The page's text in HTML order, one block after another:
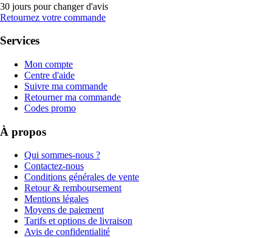
30 jours pour changer d'avis
Retournez votre commande
Services
Mon compte
Centre d'aide
Suivre ma commande
Retourner ma commande
Codes promo
À propos
Qui sommes-nous ?
Contactez-nous
Conditions générales de vente
Retour & remboursement
Mentions légales
Moyens de paiement
Tarifs et options de livraison
Avis de confidentialité